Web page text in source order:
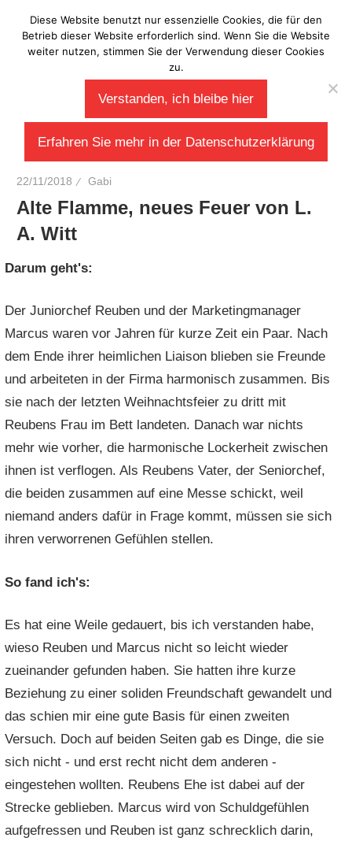
Inhalt
springen
Laberladen
22/11/2018 Gabi
Alte Flamme, neues Feuer von L.
A. Witt
Darum geht's:
Der Juniorchef Reuben und der Marketingmanager
Marcus waren vor Jahren für kurze Zeit ein Paar. Nach
dem Ende ihrer heimlichen Liaison blieben sie Freunde
und arbeiteten in der Firma harmonisch zusammen. Bis
sie nach der letzten Weihnachtsfeier zu dritt mit
Reubens Frau im Bett landeten. Danach war nichts
mehr wie vorher, die harmonische Lockerheit zwischen
ihnen ist verflogen. Als Reubens Vater, der Seniorchef,
die beiden zusammen auf eine Messe schickt, weil
niemand anders dafür in Frage kommt, müssen sie sich
ihren verworrenen Gefühlen stellen.
So fand ich's:
Es hat eine Weile gedauert, bis ich verstanden habe,
wieso Reuben und Marcus nicht so leicht wieder
zueinander gefunden haben. Sie hatten ihre kurze
Beziehung zu einer soliden Freundschaft gewandelt und
das schien mir eine gute Basis für einen zweiten
Versuch. Doch auf beiden Seiten gab es Dinge, die sie
sich nicht - und erst recht nicht dem anderen -
eingestehen wollten. Reubens Ehe ist dabei auf der
Strecke geblieben. Marcus wird von Schuldgefühlen
aufgefressen und Reuben ist ganz schrecklich darin,
Diese Website benutzt nur essenzielle Cookies, die für den
Betrieb dieser Website erforderlich sind. Wenn Sie die Website
weiter nutzen, stimmen Sie der Verwendung dieser Cookies
zu.
Verstanden, ich bleibe hier
Erfahren Sie mehr in der Datenschutzerklärung